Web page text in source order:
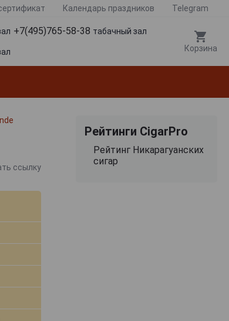
Календарь праздников Telegram
+7(495)765-58-38 табачный зал
Корзина
ссылку
Рейтинги CigarPro
Рейтинг Никарагуанских
сигар